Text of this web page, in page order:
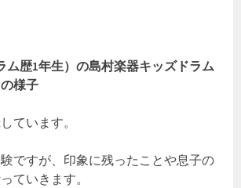
ム歴1年生）の島村楽器キッズドラム
様子
ています。
ですが、印象に残ったことや息子の
ていきます。